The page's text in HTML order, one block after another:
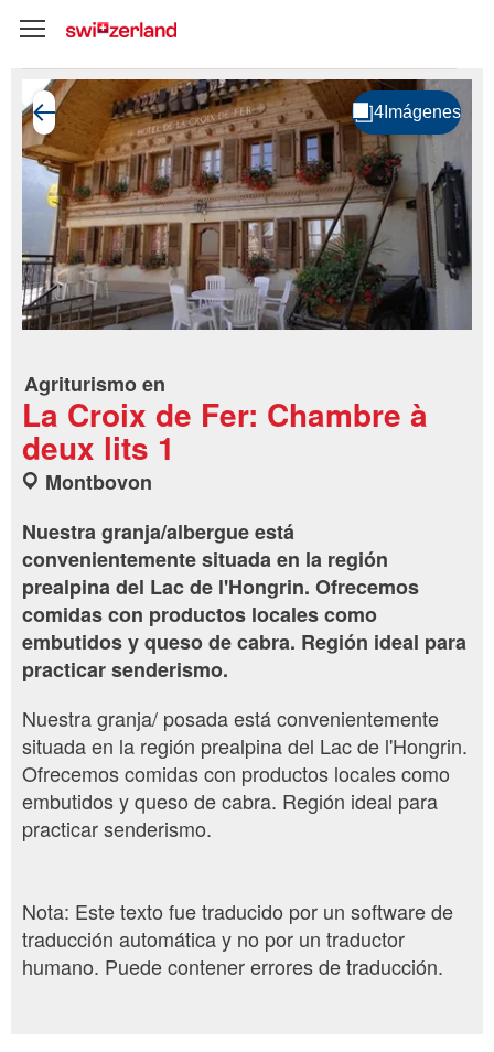
Agriturismo en
La Croix de Fer: Chambre à
deux lits 1
Montbovon
Nuestra granja/albergue está
convenientemente situada en la región
prealpina del Lac de l'Hongrin. Ofrecemos
comidas con productos locales como
embutidos y queso de cabra. Región ideal para
practicar senderismo.
Nuestra granja/ posada está convenientemente
situada en la región prealpina del Lac de l'Hongrin.
Ofrecemos comidas con productos locales como
embutidos y queso de cabra. Región ideal para
practicar senderismo.
Nota: Este texto fue traducido por un software de
traducción automática y no por un traductor
humano. Puede contener errores de traducción.